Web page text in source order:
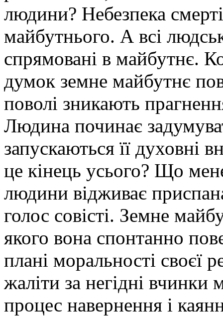
людини? Небезпека
майбутнього. А всі
спрямовані в майбутнє.
думок земне майбутнє
поволі зникають
Людина починає
запускаються її духовні
це кінець усього? Що
людини відживає
голос совісті. Земне
якого вона спонтанно
плані моральності своєї
жаліти за негідні
процес навернення і